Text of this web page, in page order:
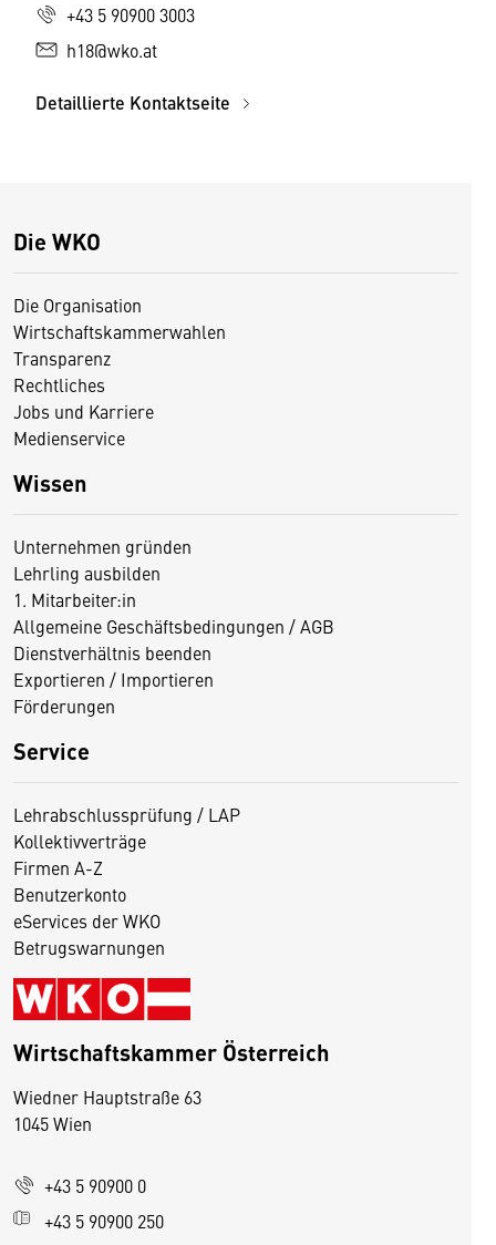
+43 5 90900 3003
h18@wko.at
Detaillierte Kontaktseite
Die WKO
Die Organisation
Wirtschaftskammerwahlen
Transparenz
Rechtliches
Jobs und Karriere
Medienservice
Wissen
Unternehmen gründen
Lehrling ausbilden
1. Mitarbeiter:in
Allgemeine Geschäftsbedingungen / AGB
Dienstverhältnis beenden
Exportieren / Importieren
Förderungen
Service
Lehrabschlussprüfung / LAP
Kollektivverträge
Firmen A-Z
Benutzerkonto
eServices der WKO
Betrugswarnungen
Wirtschaftskammer Österreich
Wiedner Hauptstraße 63
1045 Wien
+43 5 90900 0
+43 5 90900 250
D
s
e